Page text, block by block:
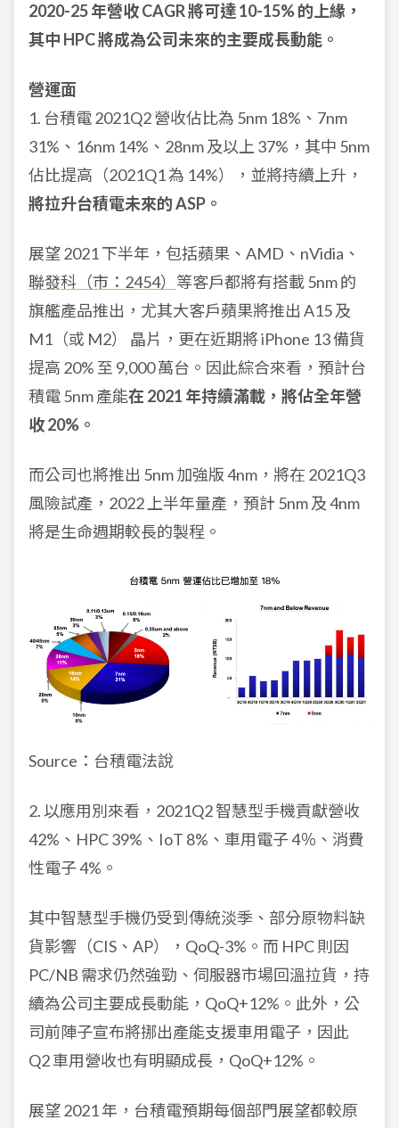
2020-25 年營收 CAGR 將可達 10-15% 的上緣，
其中 HPC 將成為公司未來的主要成長動能。
營運面
1. 台積電 2021Q2 營收佔比為 5nm 18%、7nm
31%、16nm 14%、28nm 及以上 37%，其中 5nm
佔比提高（2021Q1 為 14%），並將持續上升，
將拉升台積電未來的 ASP。
展望 2021 下半年，包括蘋果、AMD、nVidia、
聯發科（市：2454） 等客戶都將有搭載 5nm 的
旗艦產品推出，尤其大客戶蘋果將推出 A15 及
M1（或 M2） 晶片，更在近期將 iPhone 13 備貨
提高 20% 至 9,000 萬台。因此綜合來看，預計台
積電 5nm 產能在 2021 年持續滿載，將佔全年營
收 20%。
而公司也將推出 5nm 加強版 4nm， 將在 2021Q3
風險試產，2022 上半年量產，預計 5nm 及 4nm
將是生命週期較長的製程。
Source：台積電法說
2. 以應用別來看，2021Q2 智慧型手機貢獻營收
42%、HPC 39%、IoT 8%、車用電子 4％、消費
性電子 4%。
其中智慧型手機仍受到傳統淡季、部分原物料缺
貨影響（CIS、AP），QoQ-3%。而 HPC 則因
PC/NB 需求仍然強勁、伺服器市場回溫拉貨，持
續為公司主要成長動能，QoQ+12%。此外，公
司前陣子宣布將挪出產能支援車用電子，因此
Q2 車用營收也有明顯成長，QoQ+12%。
展望 2021 年，台積電預期每個部門展望都較原